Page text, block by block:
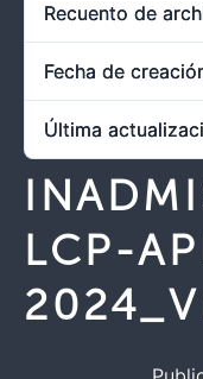
Recuento de
Fecha de
Última
LCP-